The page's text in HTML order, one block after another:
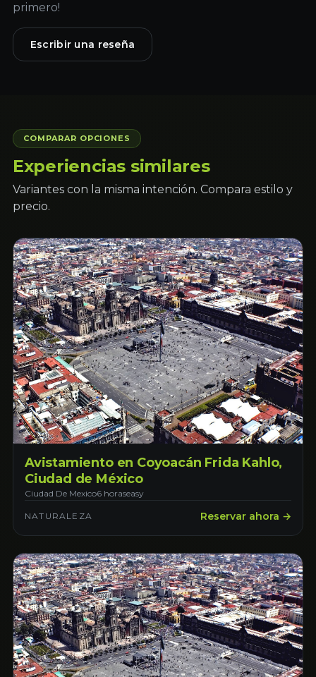
primero!
Escribir una reseña
COMPARAR OPCIONES
Experiencias similares
Variantes con la misma intención. Compara estilo y
precio.
Avistamiento en Coyoacán Frida Kahlo,
Ciudad de México
Ciudad De Mexico6 horaseasy
NATURALEZA Reservar ahora →